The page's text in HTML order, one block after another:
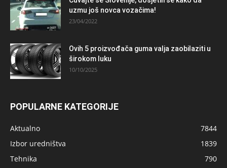
uzmu još novca vozačima!
23/04/2022
Ovih 5 proizvođača guma valja zaobilaziti u
širokom luku
10/10/2025
POPULARNE KATEGORIJE
Aktualno
7844
Izbor uredništva
1839
Tehnika
790